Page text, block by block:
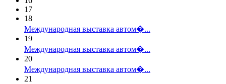
17
18
Международная выставка автом�...
19
Международная выставка автом�...
20
Международная выставка автом�...
21